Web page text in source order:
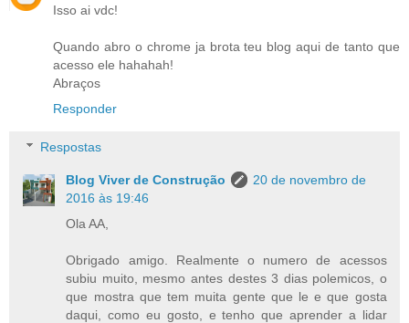
Isso ai vdc!
Quando abro o chrome ja brota teu blog aqui de tanto que
acesso ele hahahah!
Abraços
Responder
Respostas
Blog Viver de Construção
20 de novembro de
2016 às 19:46
Ola AA,
Obrigado amigo. Realmente o numero de acessos
subiu muito, mesmo antes destes 3 dias polemicos, o
que mostra que tem muita gente que le e que gosta
daqui, como eu gosto, e tenho que aprender a lidar